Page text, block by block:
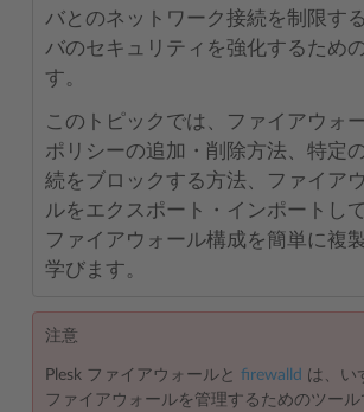
バとのネットワーク接続を制限す
バのセキュリティを強化するため
す。
このトピックでは、ファイアウォ
ポリシーの追加・削除方法、特定
続をブロックする方法、ファイア
ルをエクスポート・インポートし
ファイアウォール構成を簡単に複
学びます。
注意
Plesk ファイアウォールと firewalld は、い
ファイアウォールを管理するためのツー